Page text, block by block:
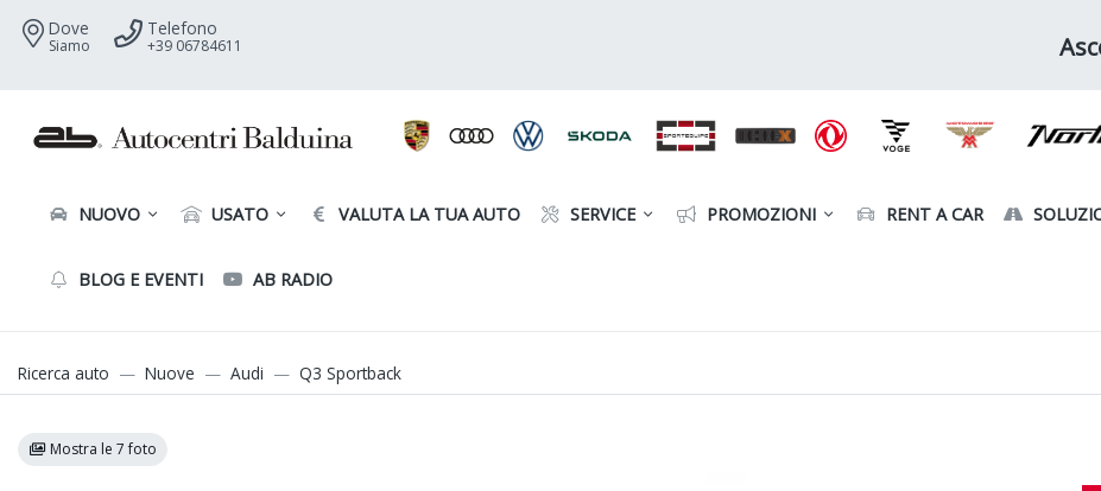
Dove
Siamo
Telefono
+39 06784611
NUOVO USATO VALUTA LA TUA AUTO SERVICE PROMOZIONI RENT A CAR
BLOG E EVENTI AB RADIO
Ricerca auto Nuove Audi Q3 Sportback
Mostra le 7 foto